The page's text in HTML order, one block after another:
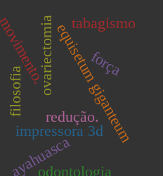
impressora 3d
equisetum giganteum
ovariectomia
ayahuasca
tabagismo
redução.
força
movimento.
odontologia
filosofia